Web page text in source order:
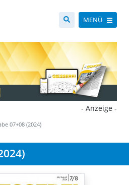
MENÜ
- Anzeige -
07+08 (2024)